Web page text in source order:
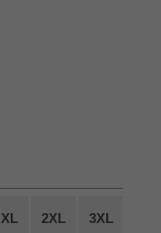
XL 2XL 3XL